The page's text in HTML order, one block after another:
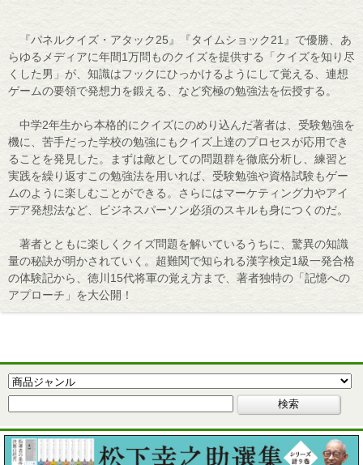
『パネルクイズ・アタック25』『タイムショック21』で優勝、あ
らゆるメディアに年間1万問ものクイズを提供する「クイズを知り尽
くした男」が、知識はフックにひっかけるようにして覚える、連想
ゲームの要領で発想力を鍛える、など究極の勉強法を伝授する。
中学2年生から本格的にクイズにのめり込んだ著者は、受験勉強を
機に、苦手だった学校の勉強にもクイズ上達のプロセスが応用でき
ることを発見した。まずは敵としての問題群を徹底分析し、練習と
実践を繰り返すこの勉強法を用いれば、受験勉強や資格試験もゲー
ムのように楽しむことができる。さらにはマーケティング力やアイ
デア発想法など、ビジネスパーソン必須のスキルも身につくのだ。
著者とともに楽しくクイズ問題を解いているうちに、驚異の知識
量の秘訣が明かされていく。超難関で知られる漢字検定1級一発合格
の体験記から、徳川15代将軍の覚え方まで、著者独特の「記憶への
アプローチ」を大公開！